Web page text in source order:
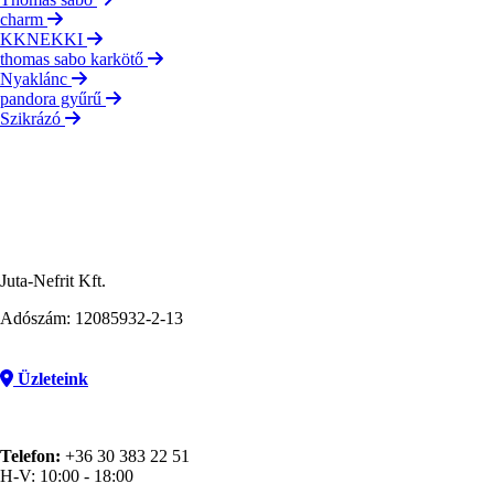
charm
KKNEKKI
thomas sabo karkötő
Nyaklánc
pandora gyűrű
Szikrázó
Juta-Nefrit Kft.
Adószám: 12085932-2-13
Üzleteink
Telefon: +36 30 383 22 51
H-V: 10:00 - 18:00